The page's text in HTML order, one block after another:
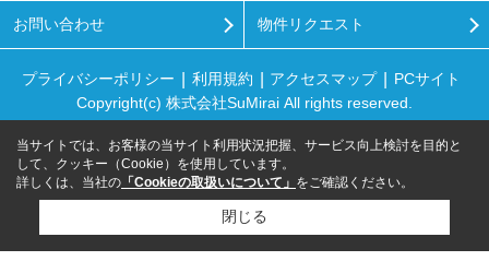
お問い合わせ 物件リクエスト
プライバシーポリシー 利用規約 アクセスマップ
PCサイト
Copyright(c) 株式会社SuMirai All rights reserved.
当サイトでは、お客様の当サイト利用状況把握、サービス向上検討を目的と
して、クッキー（Cookie）を使用しています。
詳しくは、当社の 「Cookieの取扱いについて」 をご確認ください。
閉じる